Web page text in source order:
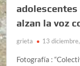
alzan la voz
grieta 13
Fotografía :